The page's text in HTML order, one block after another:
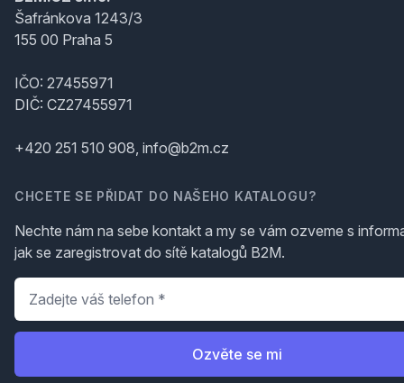
Šafránkova 1243/3
155 00 Praha 5
IČO: 27455971
DIČ: CZ27455971
+420 251 510 908, info@b2m.cz
CHCETE SE PŘIDAT DO NAŠEHO KATALOGU?
Nechte nám na sebe kontakt a my se vám ozveme s
jak se zaregistrovat do sítě katalogů B2M.
Telefon
Ozvěte se mi